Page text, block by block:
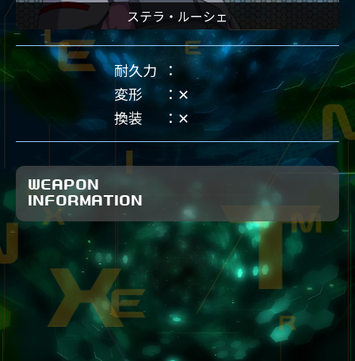
ステラ・ルーシェ
耐久力
変形
✕
換装
✕
WEAPON
INFORMATION